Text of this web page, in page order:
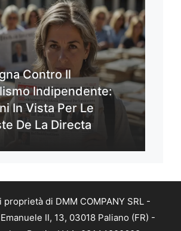
Contro Il
Indipendente:
In Vista Per Le
De La Directa
di DMM COMPANY SRL -
II, 13, 03018 Paliano (FR) -